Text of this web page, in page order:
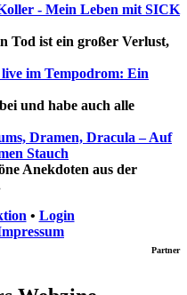
- Mein Leben mit SICK
Tod ist ein großer Verlust,
im Tempodrom: Ein
und habe auch alle
Dramen, Dracula – Auf
Stauch
Anekdoten aus der
• Login
Partner